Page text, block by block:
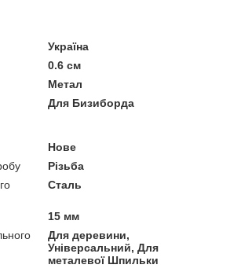
Україна
0.6 см
Метал
Для Бизиборда
Нове
Різьба
Сталь
15 мм
Для деревини,
Універсальний, Для
металевої Шпильки